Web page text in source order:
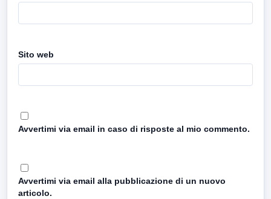
Sito web
Avvertimi via email in caso di risposte al mio commento.
Avvertimi via email alla pubblicazione di un nuovo
articolo.